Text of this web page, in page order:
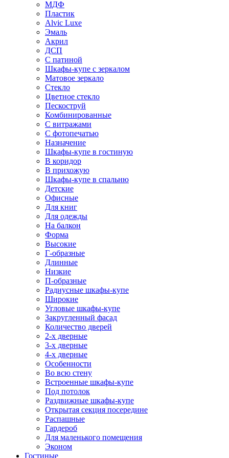
МДФ
Пластик
Alvic Luxe
Эмаль
Акрил
ДСП
С патиной
Шкафы-купе с зеркалом
Матовое зеркало
Стекло
Цветное стекло
Пескоструй
Комбинированные
С витражами
С фотопечатью
Назначение
Шкафы-купе в гостиную
В коридор
В прихожую
Шкафы-купе в спальню
Детские
Офисные
Для книг
Для одежды
На балкон
Форма
Высокие
Г-образные
Длинные
Низкие
П-образные
Радиусные шкафы-купе
Широкие
Угловые шкафы-купе
Закругленный фасад
Количество дверей
2-х дверные
3-х дверные
4-х дверные
Особенности
Во всю стену
Встроенные шкафы-купе
Под потолок
Раздвижные шкафы-купе
Открытая секция посередине
Распашные
Гардероб
Для маленького помещения
Эконом
Гостиные